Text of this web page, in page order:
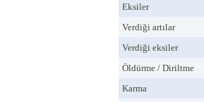
Eksiler
Verdiği artılar
Verdiği eksiler
Öldürme / Diriltme
Karma